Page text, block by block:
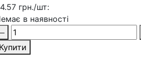
грн./шт:
в наявності